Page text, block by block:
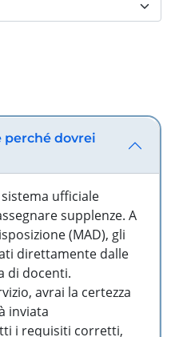
perché dovrei
ufficiale
supplenze. A
(MAD), gli
direttamente dalle
di docenti.
avrai la certezza
inviata
i requisiti corretti,